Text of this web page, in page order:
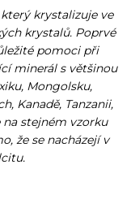
krystalizuje ve
krystalů. Poprvé
pomoci při
minerál s většinou
Mongolsku,
Kanadě, Tanzanii,
na stejném vzorku
že se nacházejí v